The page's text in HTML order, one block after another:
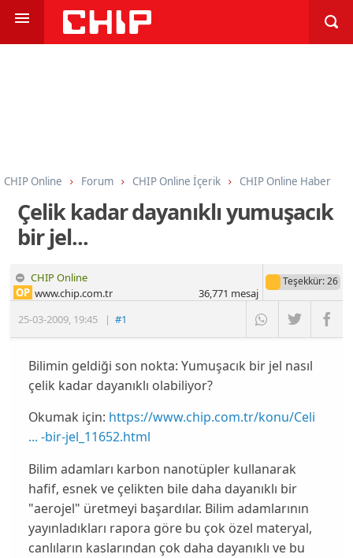
CHIP Online Forum CHIP Online İçerik CHIP Online Haber
Çelik kadar dayanıklı yumuşacık
bir jel...
CHIP Online
25-03-2009, 19:45 |#1
OP www.chip.com.tr
Teşekkür: 26
36,771 mesaj
Bilimin geldiği son nokta: Yumuşacık bir jel nasıl
çelik kadar dayanıklı olabiliyor?
Okumak için: https://www.chip.com.tr/konu/Celi
... -bir-jel_11652.html
Bilim adamları karbon nanotüpler kullanarak
hafif, esnek ve çelikten bile daha dayanıklı bir
"aerojel" üretmeyi başardılar. Bilim adamlarının
yayınladıkları rapora göre bu çok özel materyal,
canlıların kaslarından çok daha dayanıklı ve bu